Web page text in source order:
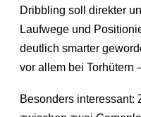
Dribbling soll direkter
Laufwege und
deutlich smarter
vor allem bei Torhütern
Besonders interessant: